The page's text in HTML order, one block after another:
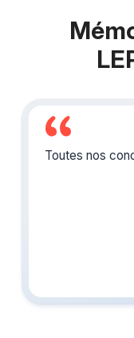
Toutes nos